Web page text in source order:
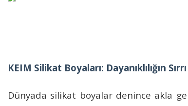
KEIM Silikat Boyaları: Dayanıklılığın Sırrı
Dünyada silikat boyalardenince akla